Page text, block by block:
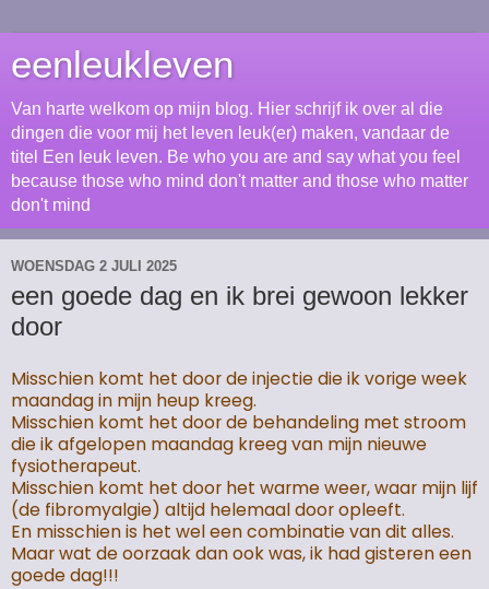
eenleukleven
Van harte welkom op mijn blog. Hier schrijf ik over al die
dingen die voor mij het leven leuk(er) maken, vandaar de
titel Een leuk leven. Be who you are and say what you feel
because those who mind don't matter and those who matter
don't mind
WOENSDAG 2 JULI 2025
een goede dag en ik brei gewoon lekker
door
Misschien komt het door de injectie die ik vorige week
maandag in mijn heup kreeg.
Misschien komt het door de behandeling met stroom
die ik afgelopen maandag kreeg van mijn nieuwe
fysiotherapeut.
Misschien komt het door het warme weer, waar mijn lijf
(de fibromyalgie) altijd helemaal door opleeft.
En misschien is het wel een combinatie van dit alles.
Maar wat de oorzaak dan ook was, ik had gisteren een
goede dag!!!